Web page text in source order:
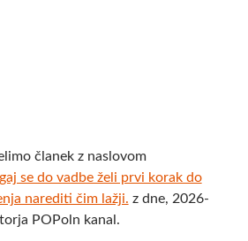
članek z naslovom
se do vadbe želi prvi korak do
narediti čim lažji. z dne, 2026-
POPoln kanal.